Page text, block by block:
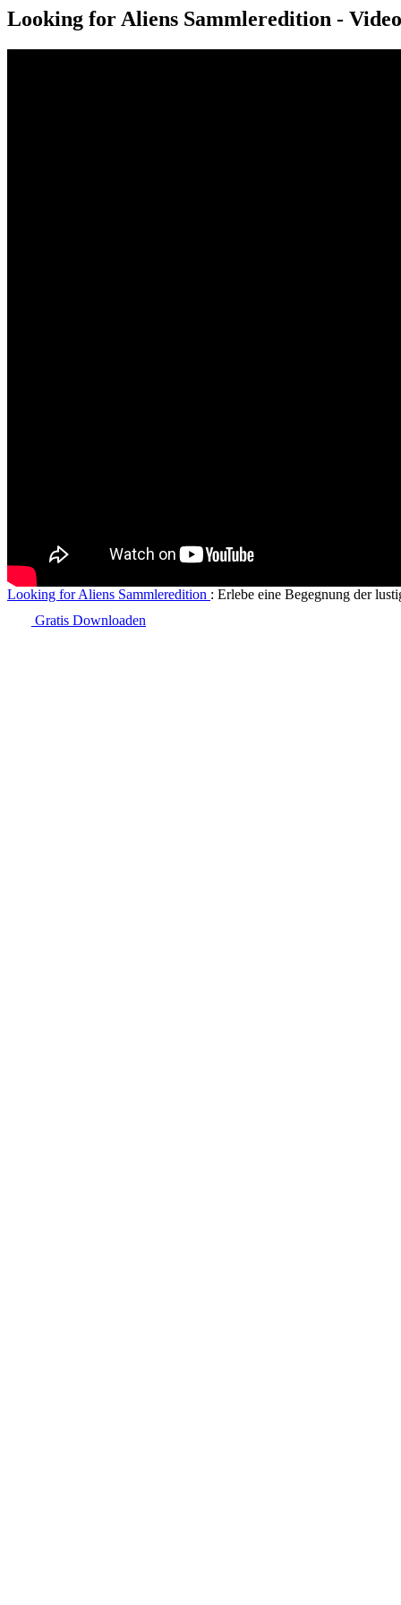
Looking for Aliens Sammleredition -
Looking for Aliens Sammleredition : Erlebe eine Begegnung der
Gratis Downloaden